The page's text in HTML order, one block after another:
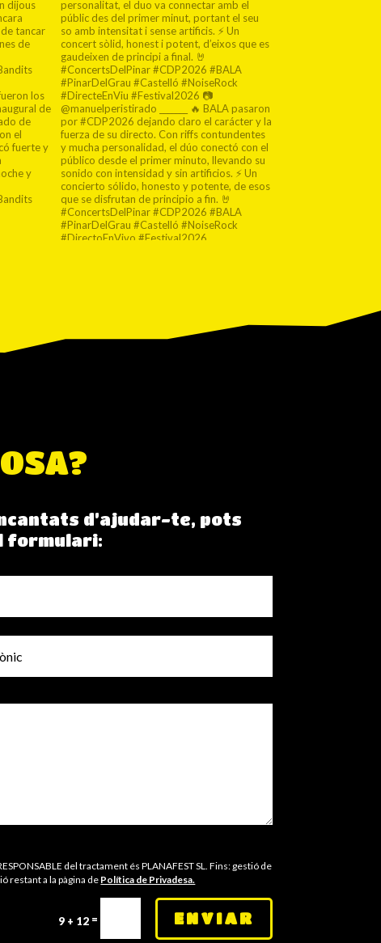
d’ajudar-te, pots
formulari:
del tractament és PLANAFEST SL. Fins: gestió de
restant a la pàgina de Política de Privadesa.
9 + 12= ENVIAR